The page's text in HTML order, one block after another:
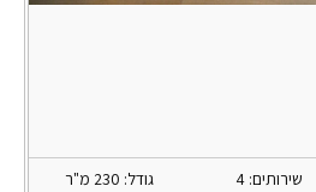
שירותים: 4 גודל: 230 מ"ר